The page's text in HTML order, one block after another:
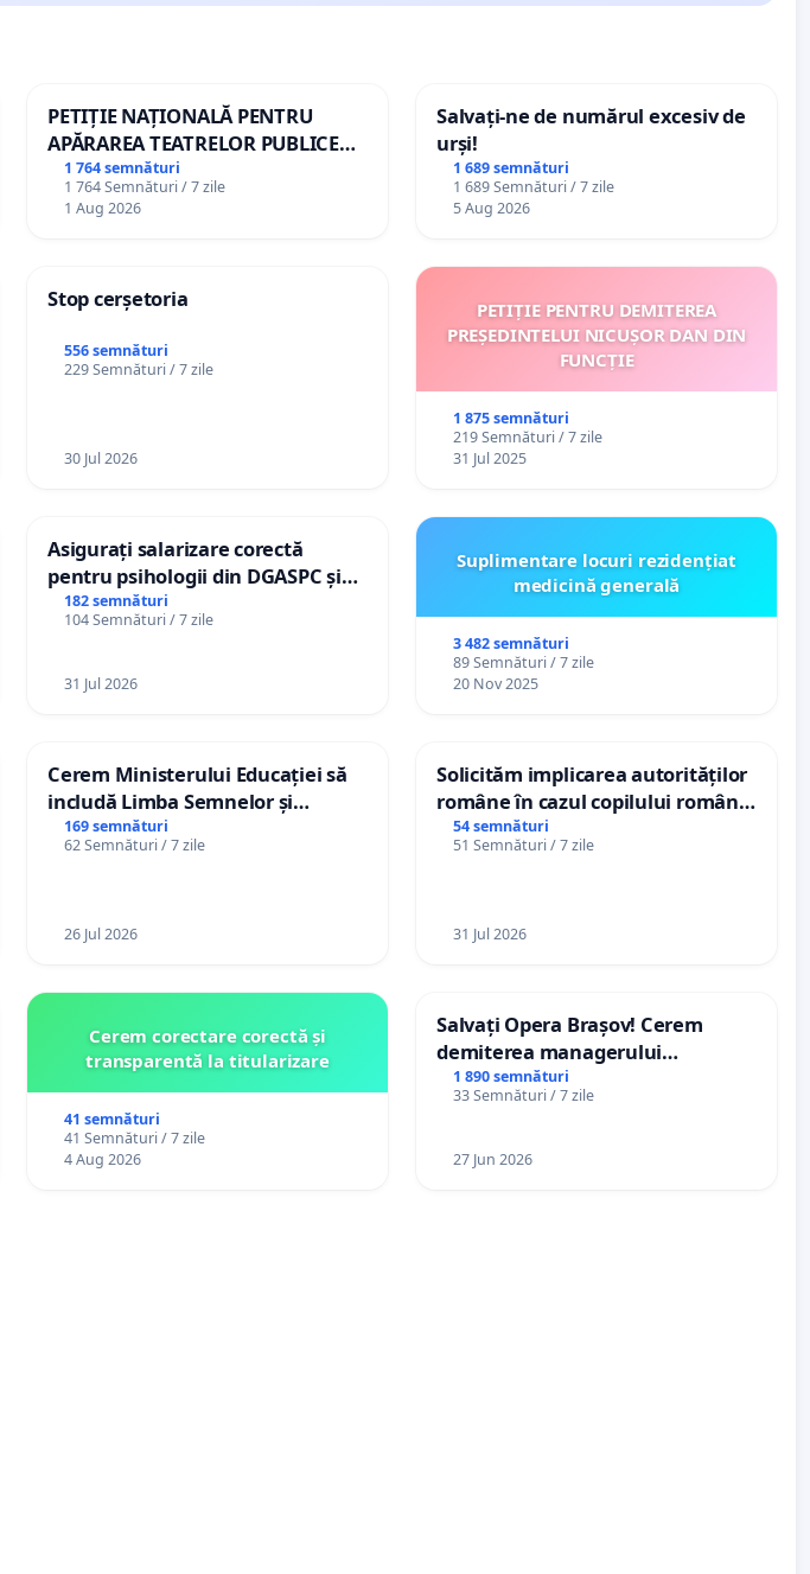
PETIȚIE NAȚIONALĂ PENTRU
APĂRAREA TEATRELOR PUBLICE
DE REPERTORIU DIN ROMÂNIA
1 764 semnături
1 764 Semnături / 7 zile
1 Aug 2026
Salvați-ne de numărul excesiv de
urși!
1 689 semnături
1 689 Semnături / 7 zile
5 Aug 2026
Stop cerșetoria
556 semnături
229 Semnături / 7 zile
30 Jul 2026
PETIȚIE PENTRU DEMITEREA
PREȘEDINTELUI NICUȘOR DAN DIN
FUNCȚIE
1 875 semnături
219 Semnături / 7 zile
31 Jul 2025
Asigurați salarizare corectă
pentru psihologii din DGASPC și
spitale
182 semnături
104 Semnături / 7 zile
31 Jul 2026
Suplimentare locuri rezidențiat
medicină generală
3 482 semnături
89 Semnături / 7 zile
20 Nov 2025
Cerem Ministerului Educației să
includă Limba Semnelor și
alfabetul Braille în școlile din
Republica Moldova!
169 semnături
62 Semnături / 7 zile
26 Jul 2026
Solicităm implicarea autorităților
române în cazul copilului român
Wiliam Kristian Gheorghe, aflat în
plasament în Danemarca de 12
54 semnături
51 Semnături / 7 zile
31 Jul 2026
Cerem corectare corectă și
transparentă la titularizare
41 semnături
41 Semnături / 7 zile
4 Aug 2026
Salvați Opera Brașov! Cerem
demiterea managerului
interimar, Petrean Lucian-Marius!
1 890 semnături
33 Semnături / 7 zile
27 Jun 2026